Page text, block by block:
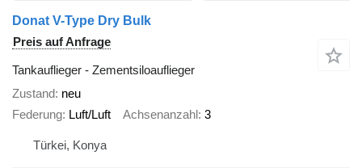
Donat V-Type Dry Bulk
Preis auf Anfrage
Tankauflieger - Zementsiloauflieger
Zustand neu
Federung Luft/Luft Achsenanzahl 3
Türkei, Konya